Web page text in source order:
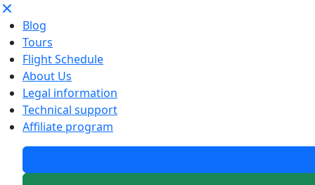
Blog
Tours
Flight Schedule
About Us
Legal information
Technical support
Affiliate program